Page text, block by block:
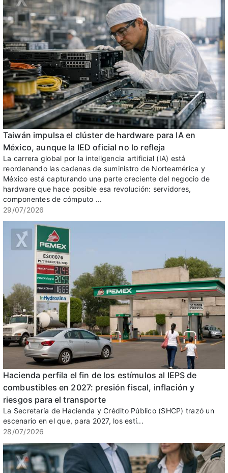
Taiwán impulsa el clúster de hardware para IA en
México, aunque la IED oficial no lo refleja
La carrera global por la inteligencia artificial (IA) está
reordenando las cadenas de suministro de Norteamérica y
México está capturando una parte creciente del negocio de
hardware que hace posible esa revolución: servidores,
componentes de cómputo ...
29/07/2026
Hacienda perfila el fin de los estímulos al IEPS de
combustibles en 2027: presión fiscal, inflación y
riesgos para el transporte
La Secretaría de Hacienda y Crédito Público (SHCP) trazó un
escenario en el que, para 2027, los estí...
28/07/2026